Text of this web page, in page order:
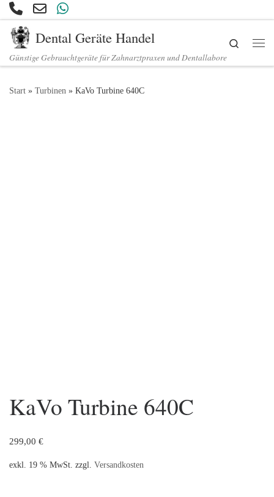
Zum Inhalt springen
Dental Geräte Handel
Günstige Gebrauchtgeräte für Zahnarztpraxen und Dentallabore
Search
Start » Turbinen » KaVo Turbine 640C
KaVo Turbine 640C
299,00 €
exkl. 19 % MwSt. zzgl. Versandkosten